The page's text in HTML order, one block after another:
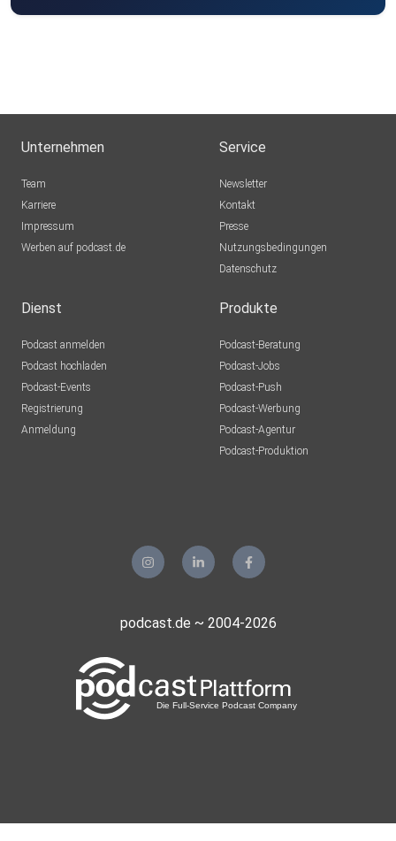
Unternehmen
Team
Karriere
Impressum
Werben auf podcast.de
Service
Newsletter
Kontakt
Presse
Nutzungsbedingungen
Datenschutz
Dienst
Podcast anmelden
Podcast hochladen
Podcast-Events
Registrierung
Anmeldung
Produkte
Podcast-Beratung
Podcast-Jobs
Podcast-Push
Podcast-Werbung
Podcast-Agentur
Podcast-Produktion
podcast.de ~ 2004-2026